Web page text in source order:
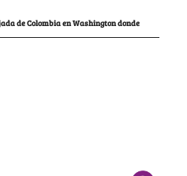
de Colombia en Washington donde